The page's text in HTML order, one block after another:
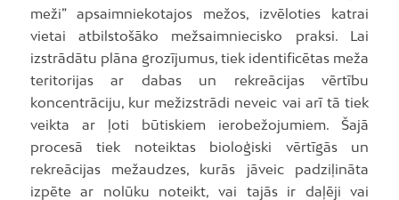
meži” apsaimniekotajos mežos, izvēloties katrai
vietai atbilstošāko mežsaimniecisko praksi. Lai
izstrādātu plāna grozījumus, tiek identificētas meža
teritorijas ar dabas un rekreācijas vērtību
koncentrāciju, kur mežizstrādi neveic vai arī tā tiek
veikta ar ļoti būtiskiem ierobežojumiem. Šajā
procesā tiek noteiktas bioloģiski vērtīgās un
rekreācijas mežaudzes, kurās jāveic padziļināta
izpēte ar nolūku noteikt, vai tajās ir daļēji vai